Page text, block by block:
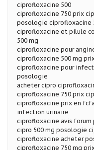
ciprofloxacine 500
ciprofloxacine 750 prix
posologie ciprofloxacine
ciprofloxacine et pilule
500 mg
ciprofloxacine pour
ciprofloxacine 500 mg
ciprofloxacine pour
posologie
acheter cipro
ciprofloxacine 750 prix
ciprofloxacine prix en
infection urinaire
ciprofloxacine avis forum
cipro 500 mg posologie
ciprofloxacine acheter
ciprofloxacine 750 mg